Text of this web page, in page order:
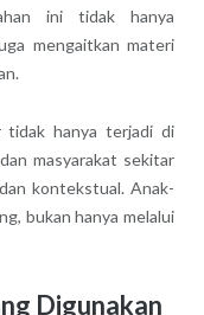
ini tidak hanya
mengaitkan materi
tidak hanya terjadi di
masyarakat sekitar
kontekstual. Anak-
bukan hanya melalui
Digunakan